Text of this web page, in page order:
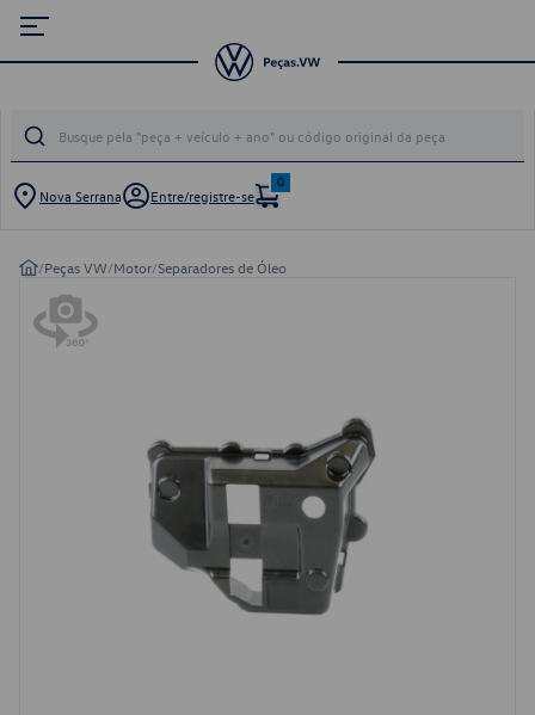
Nova Serrana Entre/registre-se
0
/Peças VW/Motor/Separadores de Óleo